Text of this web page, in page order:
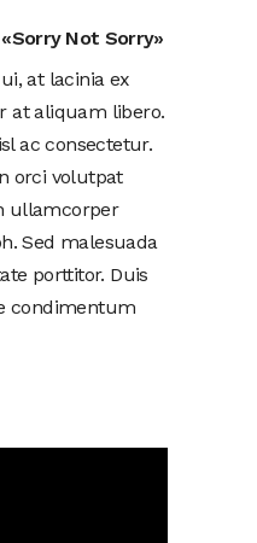
Not Sorry»
at lacinia ex
at aliquam libero.
ac consectetur.
orci volutpat
ullamcorper
Sed malesuada
porttitor. Duis
condimentum